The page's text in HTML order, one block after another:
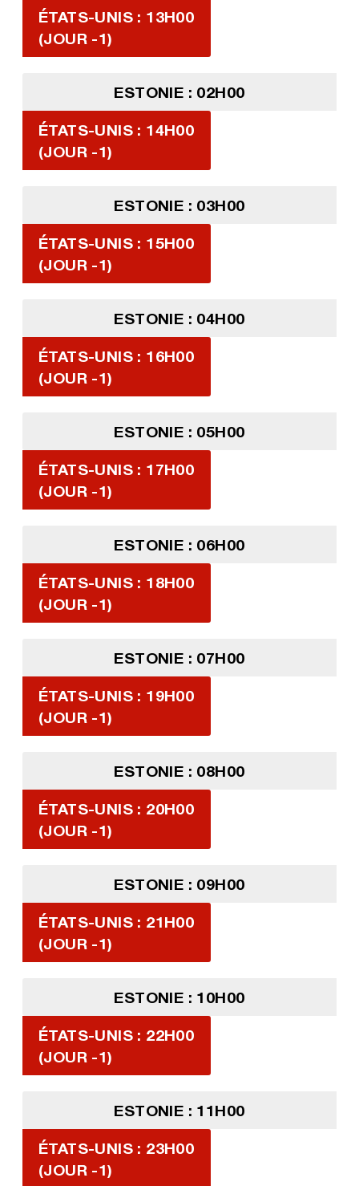
ÉTATS-UNIS : 13H00
(JOUR -1)
ESTONIE : 02H00
ÉTATS-UNIS : 14H00
(JOUR -1)
ESTONIE : 03H00
ÉTATS-UNIS : 15H00
(JOUR -1)
ESTONIE : 04H00
ÉTATS-UNIS : 16H00
(JOUR -1)
ESTONIE : 05H00
ÉTATS-UNIS : 17H00
(JOUR -1)
ESTONIE : 06H00
ÉTATS-UNIS : 18H00
(JOUR -1)
ESTONIE : 07H00
ÉTATS-UNIS : 19H00
(JOUR -1)
ESTONIE : 08H00
ÉTATS-UNIS : 20H00
(JOUR -1)
ESTONIE : 09H00
ÉTATS-UNIS : 21H00
(JOUR -1)
ESTONIE : 10H00
ÉTATS-UNIS : 22H00
(JOUR -1)
ESTONIE : 11H00
ÉTATS-UNIS : 23H00
(JOUR -1)